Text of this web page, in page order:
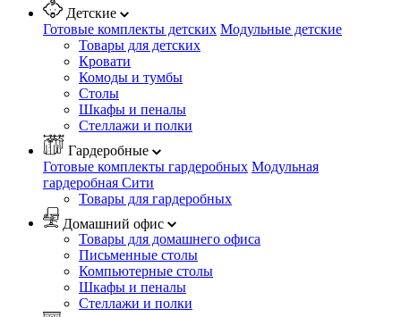
Детские
Готовые комплекты детских Модульные детские
Товары для детских
Кровати
Комоды и тумбы
Столы
Шкафы и пеналы
Стеллажи и полки
Гардеробные
Готовые комплекты гардеробных Модульная
гардеробная Сити
Товары для гардеробных
Домашний офис
Товары для домашнего офиса
Письменные столы
Компьютерные столы
Шкафы и пеналы
Стеллажи и полки